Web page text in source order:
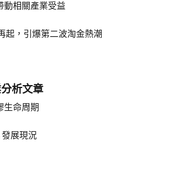
動相關產業受益
起，引爆第二波淘金熱潮
析文章
生命周期
展現況